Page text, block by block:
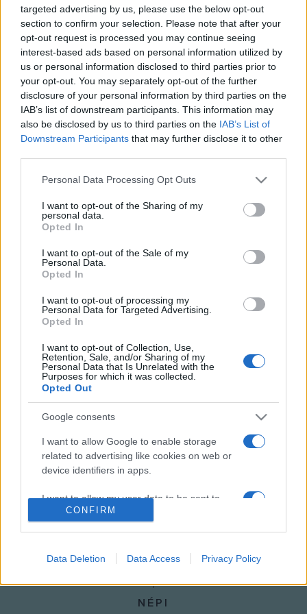
targeted advertising by us, please use the below opt-out
section to confirm your selection. Please note that after your
opt-out request is processed you may continue seeing
interest-based ads based on personal information utilized by
us or personal information disclosed to third parties prior to
your opt-out. You may separately opt-out of the further
disclosure of your personal information by third parties on the
IAB’s list of downstream participants. This information may
also be disclosed by us to third parties on the IAB’s List of
Downstream Participants that may further disclose it to other
Please note that this website/app uses one or more Google
not limited to your visit or usage behaviour. You may click to
grant or deny consent to Google and its third-party tags to
use your data for below specified purposes in below Google
consent section.
Personal Data Processing Opt Outs
I want to opt-out of the Sharing of my
personal data.
Opted In
I want to opt-out of the Sale of my
Personal Data.
Opted In
I want to opt-out of processing my
Personal Data for Targeted Advertising.
Opted In
I want to opt-out of Collection, Use,
Retention, Sale, and/or Sharing of my
Personal Data that Is Unrelated with the
Purposes for which it was collected.
Opted Out
Google consents
I want to allow Google to enable storage
related to advertising like cookies on web or
device identifiers in apps.
I want to allow my user data to be sent to
Google for online advertising purposes.
personalized advertising.
I want to allow Google to enable storage
related to analytics like cookies on web or
CONFIRM
Data Deletion Data Access Privacy Policy
végezte, majd külföldön évekig koncertmesterként
dolgozott.
A felsőfokú karmesteri képesítés megszerzése után
Malmöben, Aalborgban, Dublinban, Marseilles-ben és
Winterthurban volt vezető karmester és zeneigazgató, a
Helsinki Filharmonikus Zenekar vendégkarmestereként is
rendszeresen fellépett.
Rendszeresen vendégszerepelt az Angol Nemzeti
Operában, a Skót Operában, és a stockholmi Királyi
Operában is, de fellépett Amerika, Ausztrália, Új-Zéland, és
Opera zeneigazgatói székében. 1997-től a párizsi
Conservatoire karmesterképzőjének professzora volt.
Magyarországon a MÁV Szimfonikus Zenekart, a Pannon
Filharmonikusokat, a Nemzeti Énekkart és a Magyar Telekom
Szimfonikusokat is vezényelte; vendégkarmesterként az
Operában is fellépett. 2002 őszén lett a Szegedi
Szimfonikus Zenekar művészeti vezetője.
NÉPI